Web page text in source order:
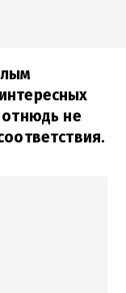
не